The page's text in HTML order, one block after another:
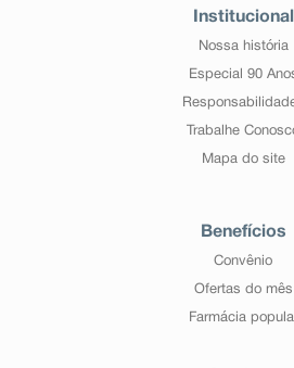
Institucional
Nossa história
Especial 90
Trabalhe
Mapa do site
Benefícios
Convênio
Ofertas do mês
Farmácia